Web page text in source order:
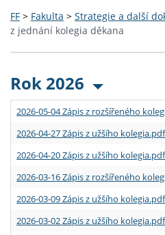
FF > Fakulta > Strategie a další
z jednání kolegia děkana
Rok 2026
2026-05-04 Zápis z rozšířeného
2026-04-27 Zápis z užšího kolegia.pdf
2026-04-20 Zápis z užšího kolegia.pdf
2026-03-16 Zápis z rozšířeného
2026-03-09 Zápis z užšího kolegia.pdf
2026-03-02 Zápis z užšího kolegia.pdf